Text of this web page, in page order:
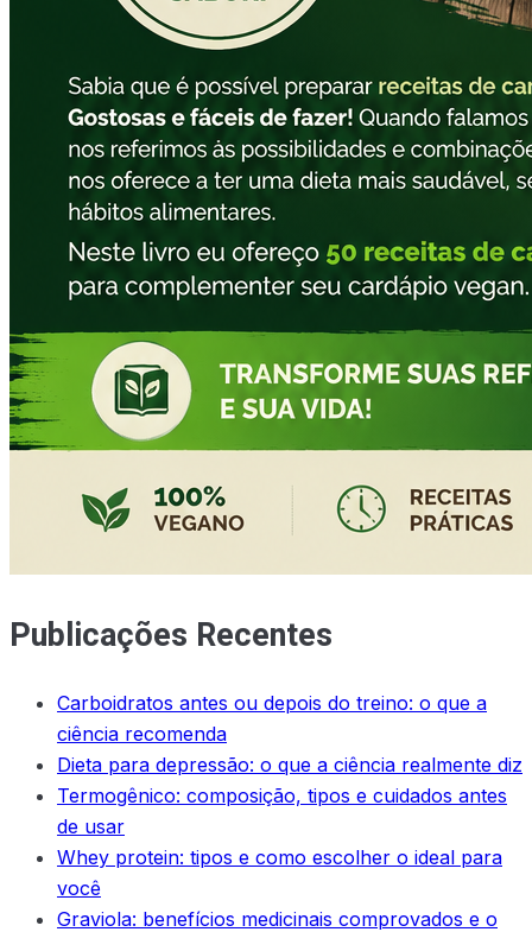
Publicações Recentes
Carboidratos antes ou depois do treino: o que a
ciência recomenda
Dieta para depressão: o que a ciência realmente diz
Termogênico: composição, tipos e cuidados antes
de usar
Whey protein: tipos e como escolher o ideal para
você
Graviola: benefícios medicinais comprovados e o